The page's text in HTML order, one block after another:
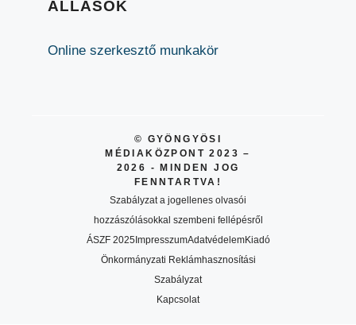
ÁLLÁSOK
Online szerkesztő munkakör
© GYÖNGYÖSI
MÉDIAKÖZPONT 2023 –
2026 - MINDEN JOG
FENNTARTVA!
Szabályzat a jogellenes olvasói
hozzászólásokkal szembeni fellépésről
ÁSZF 2025ImpresszumAdatvédelemKiadó
Önkormányzati Reklámhasznosítási
Szabályzat
Kapcsolat